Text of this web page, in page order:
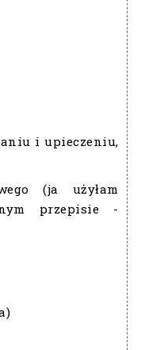
i upieczeniu,
(ja użyłam
przepisie -